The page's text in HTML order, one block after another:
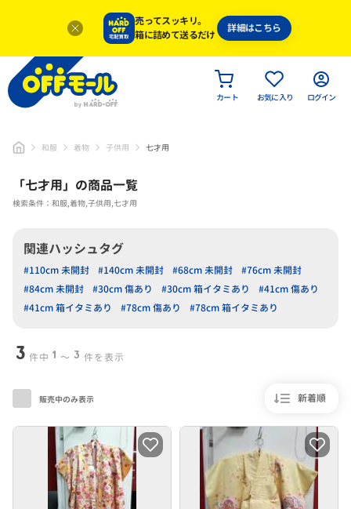
売ってスッキリ。
箱に詰めて送るだけ
詳細はこちら
カート お気に入り ログイン
和服 着物 子供用 七才用
「七才用」 の商品一覧
検索条件：和服,着物,子供用,七才用
関連ハッシュタグ
#110cm 未開封 #140cm 未開封 #68cm 未開封
#76cm 未開封
#84cm 未開封
#30cm 傷あり #30cm 箱イタミあり
#41cm 傷あり
#41cm 箱イタミあり
#78cm 傷あり #78cm 箱イタミあり
3 件中 1 〜 3 件を表示
新着順
販売中のみ表示